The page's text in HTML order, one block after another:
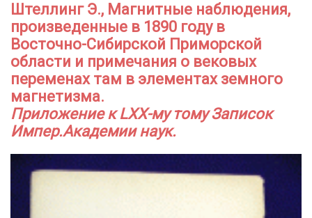
Штеллинг Э., Магнитные наблюдения,
произведенные в 1890 году в
Восточно-Сибирской Приморской
области и примечания о вековых
переменах там в элементах земного
магнетизма.
Приложение к LXX-му тому Записок
Импер.Академии наук.